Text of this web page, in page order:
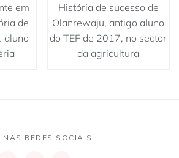
em
de
aluno
História de sucesso de
Olanrewaju, antigo aluno
do TEF de 2017, no sector
da agricultura
REDES SOCIAIS